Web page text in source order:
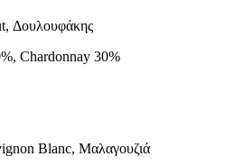
Δουλουφάκης
Chardonnay 30%
Blanc, Μαλαγουζιά